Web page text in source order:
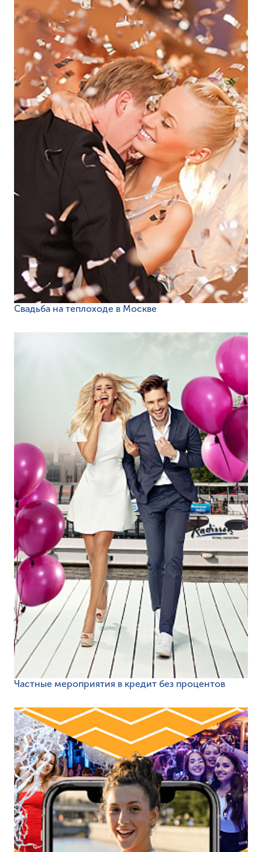
Свадьба на теплоходе в Москве
Частные мероприятия в кредит без процентов